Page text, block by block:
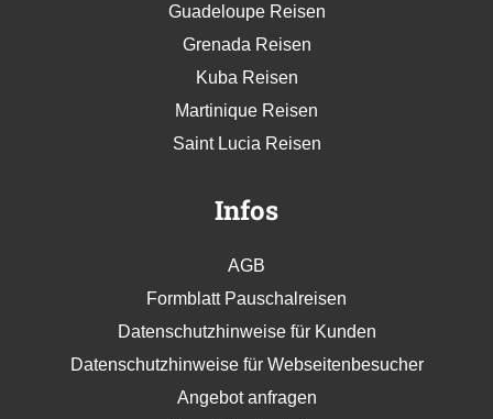
Guadeloupe Reisen
Grenada Reisen
Kuba Reisen
Martinique Reisen
Saint Lucia Reisen
Infos
AGB
Formblatt Pauschalreisen
Datenschutzhinweise für Kunden
Datenschutzhinweise für Webseitenbesucher
Angebot anfragen